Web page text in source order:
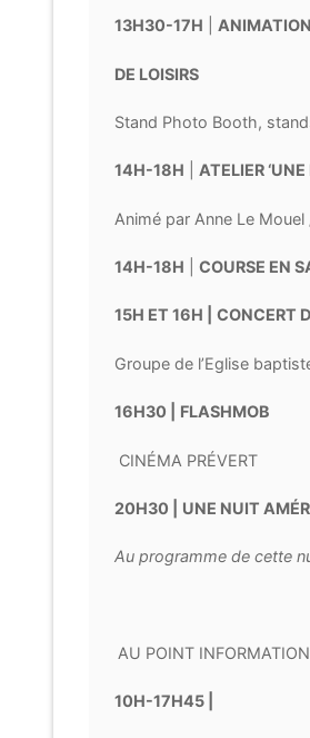
13H30-17H
DE LOISIRS
Stand Photo Booth,
14H-18H ATELIER
Animé par Anne Le
14H-18H |COURSE EN
15H ET 16H | CONCERT
Groupe de l’Eglise
16H30 | FLASHMOB
CINÉMA PRÉVERT
20H30 | UNE NUIT
Au programme de cette
AU POINT
10H-17H45 |